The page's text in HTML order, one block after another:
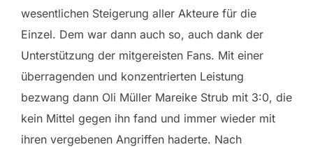
wesentlichen Steigerung aller Akteure für die
Einzel. Dem war dann auch so, auch dank der
Unterstützung der mitgereisten Fans. Mit einer
überragenden und konzentrierten Leistung
bezwang dann Oli Müller Mareike Strub mit 3:0, die
kein Mittel gegen ihn fand und immer wieder mit
ihren vergebenen Angriffen haderte. Nach